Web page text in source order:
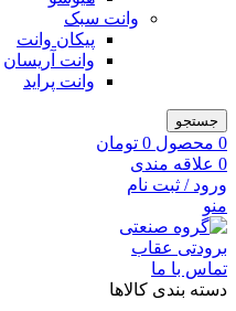
وانت سبک
پیکان وانت
وانت آریسان
وانت پراید
جستجو
0 محصول 0 تومان
0 علاقه مندی
ورود / ثبت نام
منو
تماس با ما
دسته بندی کالاها